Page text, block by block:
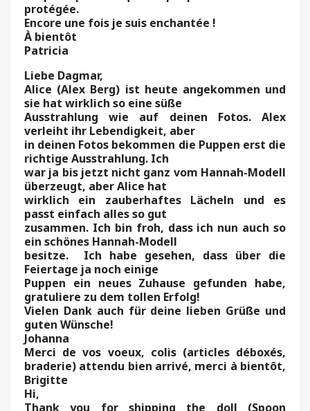
protégée.
Encore une fois je suis enchantée !
À bientôt
Patricia
Liebe Dagmar,
Alice (Alex Berg) ist heute angekommen und
sie hat wirklich so eine süße
Ausstrahlung wie auf deinen Fotos. Alex
verleiht ihr Lebendigkeit, aber
in deinen Fotos bekommen die Puppen erst die
richtige Ausstrahlung. Ich
war ja bis jetzt nicht ganz vom Hannah-Modell
überzeugt, aber Alice hat
wirklich ein zauberhaftes Lächeln und es
passt einfach alles so gut
zusammen. Ich bin froh, dass ich nun auch so
ein schönes Hannah-Modell
besitze. Ich habe gesehen, dass über die
Feiertage ja noch einige
Puppen ein neues Zuhause gefunden habe,
gratuliere zu dem tollen Erfolg!
Vielen Dank auch für deine lieben Grüße und
guten Wünsche!
Johanna
Merci de vos voeux, colis (articles déboxés,
braderie) attendu bien arrivé, merci à bientôt,
Brigitte
Hi,
Thank you for shipping the doll (Spoon